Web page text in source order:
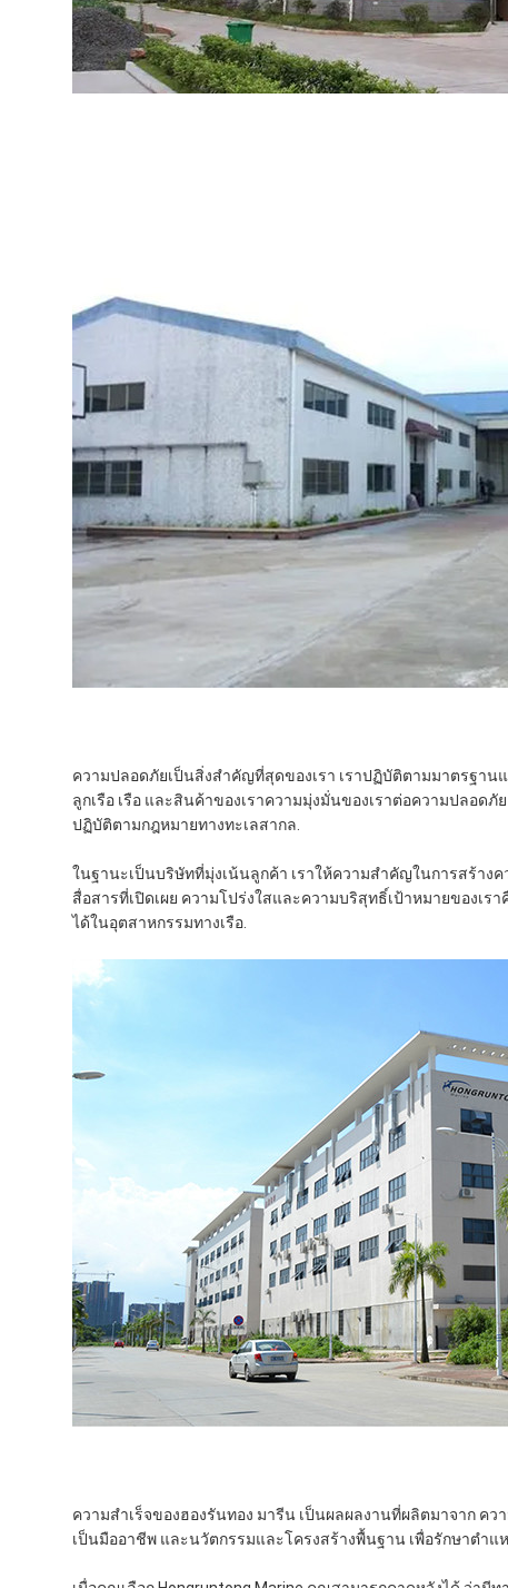
ความปลอดภัยเป็นสิ่งสําคัญที่สุดของเรา เราปฏิบัติตามมาตรฐา
ลูกเรือ เรือ และสินค้าของเราความมุ่งมั่นของเราต่อความปลอด
ปฏิบัติตามกฎหมายทางทะเลสากล.
ในฐานะเป็นบริษัทที่มุ่งเน้นลูกค้า เราให้ความสําคัญในการสร้าง
สื่อสารที่เปิดเผย ความโปร่งใสและความบริสุทธิ์เป้าหมายของเ
ได้ในอุตสาหกรรมทางเรือ.
ความสําเร็จของฮองรันทอง มารีน เป็นผลผลงานที่ผลิตมาจาก ค
เป็นมืออาชีพ และนวัตกรรมและโครงสร้างพื้นฐาน เพื่อรักษาตําแ